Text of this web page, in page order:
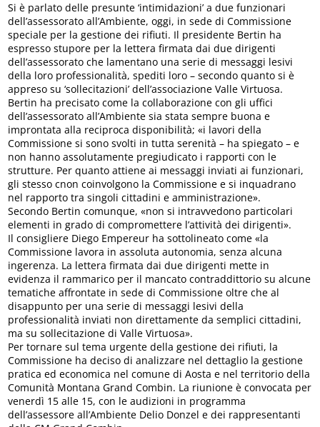
Si è parlato delle presunte ‘intimidazioni’ a due funzionari
dell’assessorato all’Ambiente, oggi, in sede di Commissione
speciale per la gestione dei rifiuti. Il presidente Bertin ha
espresso stupore per la lettera firmata dai due dirigenti
dell’assessorato che lamentano una serie di messaggi lesivi
della loro professionalità, spediti loro – secondo quanto si è
appreso su ‘sollecitazioni’ dell’associazione Valle Virtuosa.
Bertin ha precisato come la collaborazione con gli uffici
dell’assessorato all’Ambiente sia stata sempre buona e
improntata alla reciproca disponibilità; «i lavori della
Commissione si sono svolti in tutta serenità – ha spiegato – e
non hanno assolutamente pregiudicato i rapporti con le
strutture. Per quanto attiene ai messaggi inviati ai funzionari,
gli stesso cnon coinvolgono la Commissione e si inquadrano
nel rapporto tra singoli cittadini e amministrazione».
Secondo Bertin comunque, «non si intravvedono particolari
elementi in grado di compromettere l’attività dei dirigenti».
Il consigliere Diego Empereur ha sottolineato come «la
Commissione lavora in assoluta autonomia, senza alcuna
ingerenza. La lettera firmata dai due dirigenti mette in
evidenza il rammarico per il mancato contraddittorio su alcune
tematiche affrontate in sede di Commissione oltre che al
disappunto per una serie di messaggi lesivi della
professionalità inviati non direttamente da semplici cittadini,
ma su sollecitazione di Valle Virtuosa».
Per tornare sul tema urgente della gestione dei rifiuti, la
Commissione ha deciso di analizzare nel dettaglio la gestione
pratica ed economica nel comune di Aosta e nel territorio della
Comunità Montana Grand Combin. La riunione è convocata per
venerdì 15 alle 15, con le audizioni in programma
dell’assessore all’Ambiente Delio Donzel e dei rappresentanti